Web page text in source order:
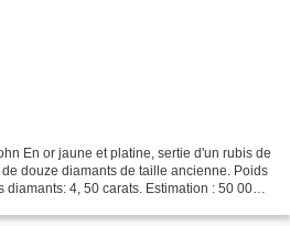
En or jaune et platine, sertie d'un rubis de
douze diamants de taille ancienne. Poids
4, 50 carats. Estimation : 50 000 -